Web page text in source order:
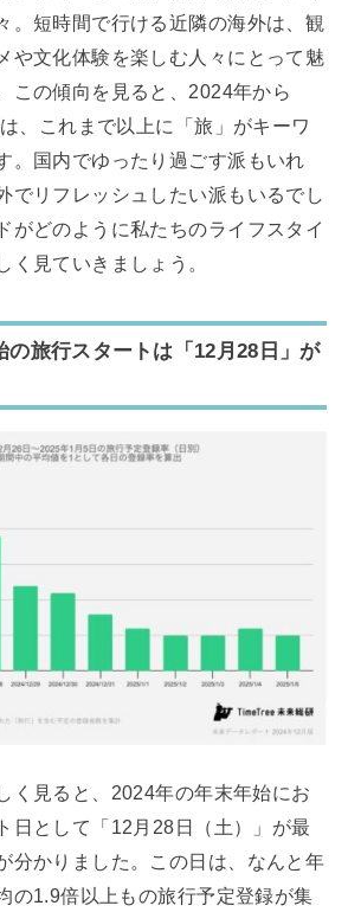
。短時間で行ける近隣の海外は、観
や文化体験を楽しむ人々にとって魅
この傾向を見ると、2024年から
、これまで以上に「旅」がキーワ
。国内でゆったり過ごす派もいれ
でリフレッシュしたい派もいるでし
がどのように私たちのライフスタイ
く見ていきましょう。
の旅行スタートは「12月28日」が
く見ると、2024年の年末年始にお
日として「12月28日（土）」が最
分かりました。この日は、なんと年
の1.9倍以上もの旅行予定登録が集